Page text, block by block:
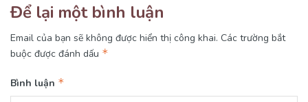
Để lại một bình luận
Email của bạn sẽ không được hiển thị công khai. Các trường bắt
buộc được đánh dấu *
Bình luận *